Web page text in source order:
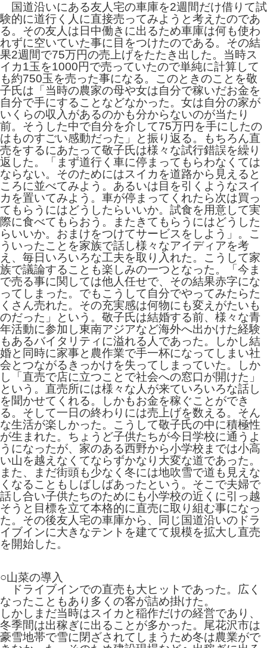
国道沿いにある友人宅の車庫を2週間だけ借りて試
験的に道行く人に直接売ってみようと考えたのであ
る。その友人は日中働きに出るため車庫は何も使わ
れずに空いていた事に目をつけたのである。その結
果2週間で75万円の売上げをたたき出した。当時ス
イカ1玉を1000円で売っていたので単純に計算して
も約750玉を売った事になる。このときのことを敬
子氏は「当時の農家の母や女は自分で稼いだお金を
自分で手にすることなどなかった。女は自分の家が
いくらの収入があるのかも分からないのが当たり
前。そうした中で自分を介して75万円を手にしたの
はものすごい感動だった」と振り返る。もちろん直
売をするにあたって敬子氏は様々な試行錯誤を繰り
返した。「まず道行く車に停まってもらわなくては
ならない。そのためにはスイカを道路から見えると
ころに並べてみよう。あるいは目を引くようなスイ
カを置いてみよう。車が停まってくれたら次は買っ
てもらうにはどうしたらいいか。試食を用意して実
際に食べてもらおう。またきてもらうにはどうした
らいいか。おまけをつけてサービスをしよう」。こ
ういったことを家族で話し様々なアイディアを考
え、毎日いろいろな工夫を取り入れた。こうして家
族で議論することも楽しみの一つとなった。「今ま
で売る事に関しては他人任せで、その結果赤字にな
ってしまった。でもこうして自分でやってみたらた
くさん売れた。その充実感は何物にも変えがたいも
のだった」という。敬子氏は結婚する前、様々な青
年活動に参加し東南アジアなど海外へ出かけた経験
もあるバイタリティに溢れる人であった。しかし結
婚と同時に家事と農作業で手一杯になってしまい社
会とつながるきっかけを失ってしまっていた。しか
し「直売で店に立つことで社会への窓口が開けた」
という。直売所には様々な人が来ていろいろな話し
を聞かせてくれる。しかもお金を稼ぐことができ
る。そして一日の終わりには売上げを数える。そん
な生活が楽しかった。こうして敬子氏の中に積極性
が生まれた。ちょうど子供たちが今日学校に通うよ
うになったが、家のある西野から小学校までは小高
い山を越えなくてならずかなり大変な道であった。
また、まだ街頭も少なく冬には地吹雪で道も見えな
くなることもしばしばあったという。そこで夫婦で
話し合い子供たちのためにも小学校の近くに引っ越
そうと目標を立て本格的に直売に取り組む事になっ
た。その後友人宅の車庫から、同じ国道沿いのドラ
イブインに大きなテントを建てて規模を拡大し直売
を開始した。
○山菜の導入
ドライブインでの直売も大ヒットであった。広く
なったこともあり多くの客が詰め掛けた。
しかしまだ当時はスイカと稲作だけの経営であり、
冬季間は出稼ぎに出ることが多かった。尾花沢市は
豪雪地帯で雪に閉ざされてしまうため冬は農業がで